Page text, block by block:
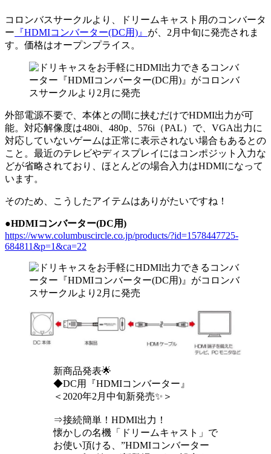
コロンバスサークルより、ドリームキャスト用のコンバータ
ー 『HDMIコンバーター(DC用)』 が、2月中旬に発売されま
す。価格はオープンプライス。
外部電源不要で、本体との間に挟むだけでHDMI出力が可
能。対応解像度は480i、480p、576i（PAL）で、VGA出力に
対応していないゲームは正常に表示されない場合もあるとの
こと。最近のテレビやディスプレイにはコンポジット入力な
どが省略されており、ほとんどの場合入力はHDMIになって
います。
そのため、こうしたアイテムはありがたいですね！
●HDMIコンバーター(DC用)
https://www.columbuscircle.co.jp/products/?id=1578447725-
684811&p=1&ca=22
新商品発表🌟
◆DC用『HDMIコンバーター』
＜2020年2月中旬新発売✨＞
⇒接続簡単！HDMI出力！
懐かしの名機「ドリームキャスト」で
お使い頂ける、”HDMIコンバーター